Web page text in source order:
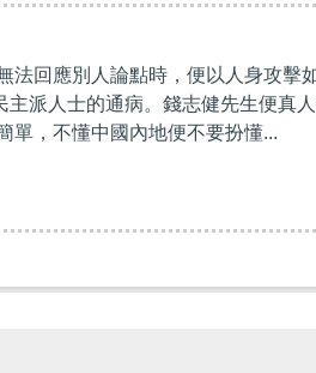
法回應別人論點時，便以人身攻擊
派人士的通病。錢志健先生便真
單，不懂中國內地便不要扮懂...